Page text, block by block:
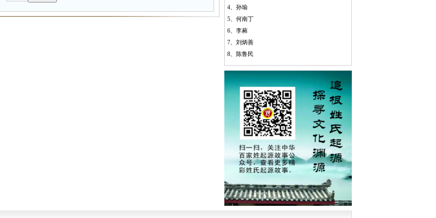
4、 孙瑜
5、 何南丁
6、 李蕤
7、 刘炳善
8、 陈鲁民